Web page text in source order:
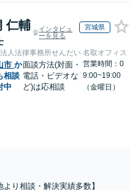
仁輔
インタビュ
ーを見る
宮城県
人法律事務所せんだい 名取オフィス
市 か
相談
中
面談方法(対面・
電話・ビデオな
ど)は応相談
営業時間：0
9:00~19:00
（金曜日）
り相談・解決実績多数】